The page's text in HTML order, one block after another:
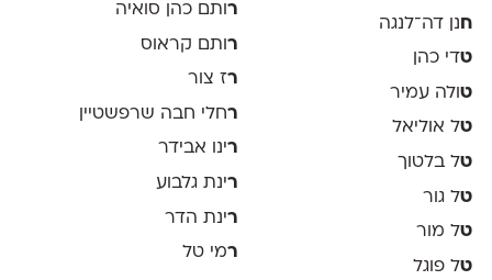
ח נן דה־לנגה
טדי כהן
טולה עמיר
טל אוליאל
טל בלטוך
טל גור
טל מור
טל פוגל
ר ותם כהן סואיה
ר ותם קראוס
רז צור
רחלי חבה שרפשטיין
רינו אבידר
רינת גלבוע
רינת הדר
רמי טל